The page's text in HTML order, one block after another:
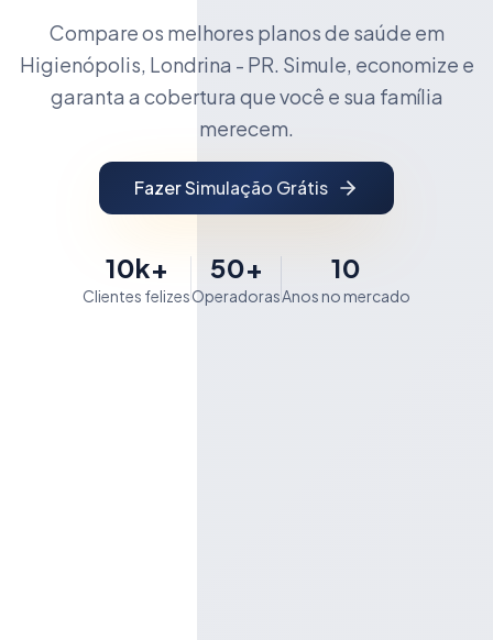
Compare os melhores planos de saúde em
Higienópolis, Londrina - PR. Simule, economize e
garanta a cobertura que você e sua família
merecem.
Fazer Simulação Grátis
10k+
Clientes felizes
50+
Operadoras
10
Anos no mercado